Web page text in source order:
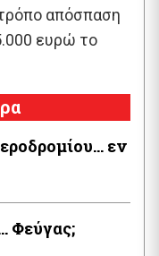
απόσπαση
ευρώ το
εν
Φεύγας;